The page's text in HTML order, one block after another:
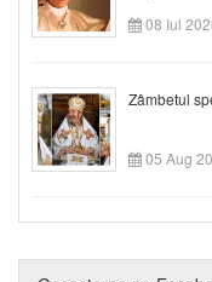
08 Iul
Zâmbetul
05 Aug